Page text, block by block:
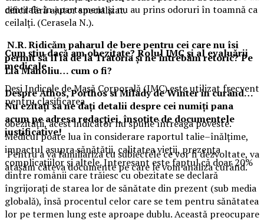
centrale în apartament și nu au prins odoruri în toamnă ca
ceilalți. (Cerasela N.).
N.R. Ridicăm paharul de bere pentru cei care nu îsi
permit să îl ia de la Tratoria și ne întrebăm retoric? Pe
Lia Manoliu… cum o fi?
Despre Athos, Porthos si Milady de Winter in curând…
Nu ezitați sa ne dați detalii despre cei numiți pana
acum pe adresa redacției, însoțite de documentele
justificative!
Pentru a va familiariza cu subiectele ce vor fi dezvoltate, va
atașăm câteva documente pe care le vom analiza curând.
dificil fără ajutor specializat.
Cum știu dacă am obezitate? Rolul IMC și al evaluării
medicale
Deși Indicele de Masă Corporală (IMC) este utilizat frecvent
pentru clasificarea
obezității, acest indicator nu spune întreaga poveste.
Medicul poate lua în considerare raportul talie–înălțime,
impactul asupra sănătății, calitatea vieții, prezența
complicațiilor și altele. Interesant este faptul că doar 20%
dintre românii care trăiesc cu obezitate se declară
îngrijorați de starea lor de sănătate din prezent (sub media
globală), însă procentul celor care se tem pentru sănătatea
lor pe termen lung este aproape dublu. Această preocupare